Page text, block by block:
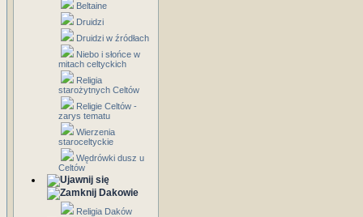
Beltaine
Druidzi
Druidzi w źródłach
Niebo i słońce w
mitach celtyckich
Religia
starożytnych Celtów
Religie Celtów -
zarys tematu
Wierzenia
staroceltyckie
Wędrówki dusz u
Celtów
Dakowie
Religia Daków